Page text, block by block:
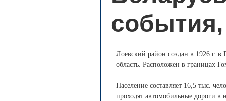
Лоевский район создан в 1926 г.
область. Расположен в границах
Население составляет 16,5 тыс.
проходят автомобильные дороги